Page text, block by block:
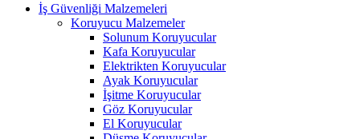
İş Güvenliği Malzemeleri
Koruyucu Malzemeler
Solunum Koruyucular
Kafa Koruyucular
Elektrikten Koruyucular
Ayak Koruyucular
İşitme Koruyucular
Göz Koruyucular
El Koruyucular